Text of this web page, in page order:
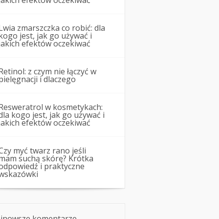
zmarszczka co robić: dla
jest, jak go używać i
efektów oczekiwać
z czym nie łączyć w
i dlaczego
w kosmetykach:
kogo jest, jak go używać i
efektów oczekiwać
myć twarz rano jeśli
suchą skórę? Krótka
i praktyczne